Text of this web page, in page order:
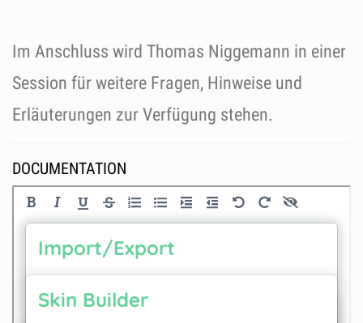
Im Anschluss wird Thomas Niggemann in einer
Session für weitere Fragen, Hinweise und
Erläuterungen zur Verfügung stehen.
DOCUMENTATION